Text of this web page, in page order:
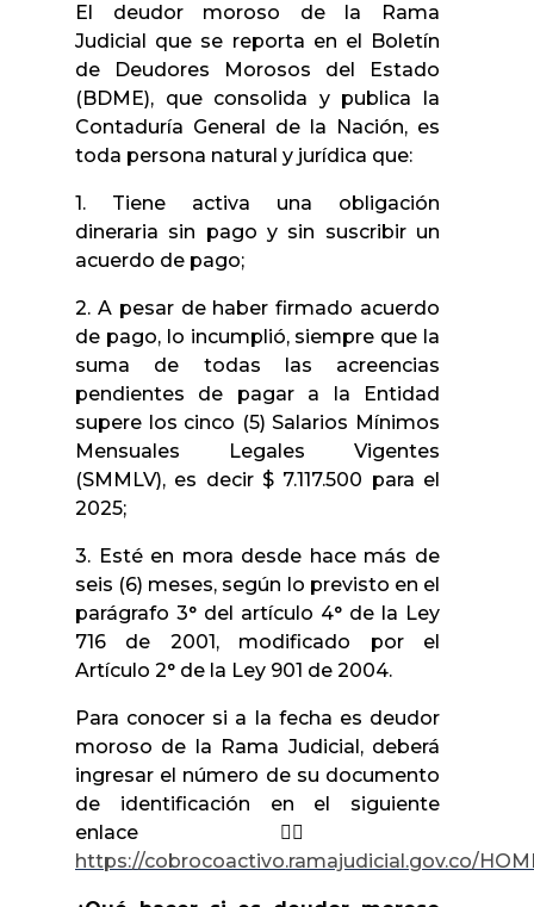
El deudor moroso de la Rama
Judicial que se reporta en el Boletín
de Deudores Morosos del Estado
(BDME), que consolida y publica la
Contaduría General de la Nación, es
toda persona natural y jurídica que:
1. Tiene activa una obligación
dineraria sin pago y sin suscribir un
acuerdo de pago;
2. A pesar de haber firmado acuerdo
de pago, lo incumplió, siempre que la
suma de todas las acreencias
pendientes de pagar a la Entidad
supere los cinco (5) Salarios Mínimos
Mensuales Legales Vigentes
(SMMLV), es decir $ 7.117.500 para el
2025;
3. Esté en mora desde hace más de
seis (6) meses, según lo previsto en el
parágrafo 3° del artículo 4° de la Ley
716 de 2001, modificado por el
Artículo 2° de la Ley 901 de 2004.
Para conocer si a la fecha es deudor
moroso de la Rama Judicial, deberá
ingresar el número de su documento
de identificación en el siguiente
enlace 👉🏼
https://cobrocoactivo.ramajudicial.gov.co/